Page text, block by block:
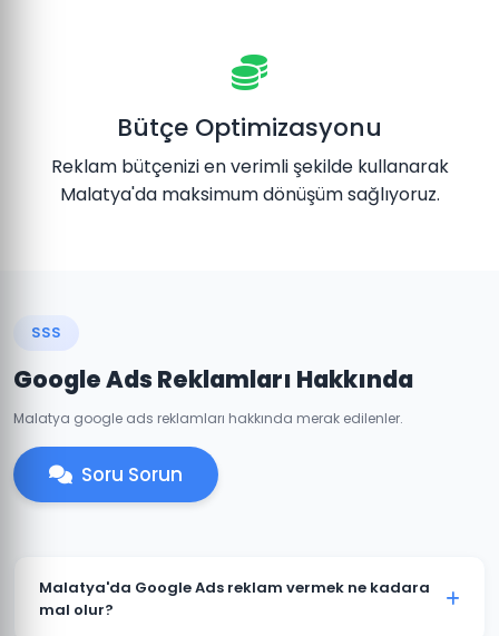
Bütçe Optimizasyonu
Reklam bütçenizi en verimli şekilde kullanarak
Malatya'da maksimum dönüşüm sağlıyoruz.
SSS
Google Ads Reklamları Hakkında
Malatya google ads reklamları hakkında merak edilenler.
Soru Sorun
Malatya'da Google Ads reklam vermek ne kadara
mal olur?